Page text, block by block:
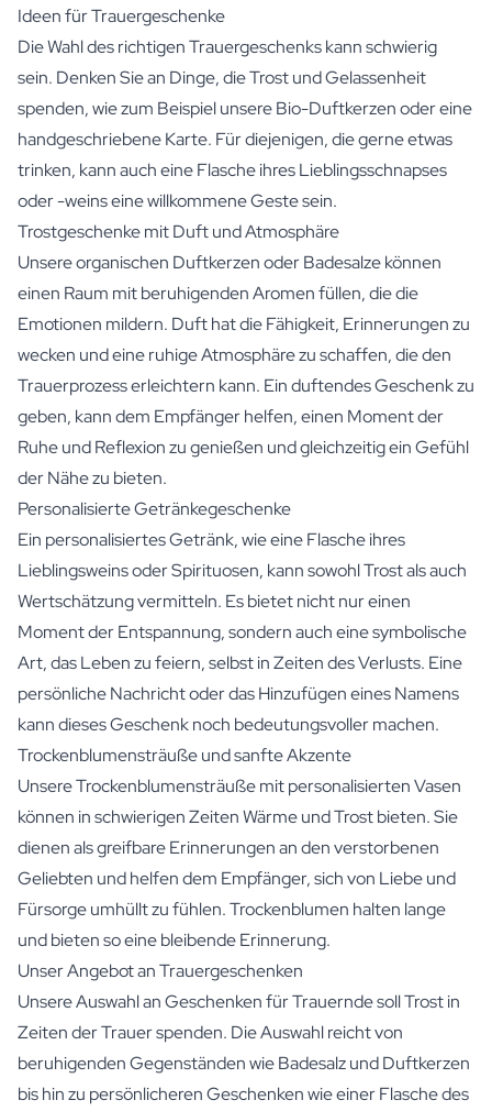
Ideen für Trauergeschenke
Die Wahl des richtigen Trauergeschenks kann schwierig
sein. Denken Sie an Dinge, die Trost und Gelassenheit
spenden, wie zum Beispiel unsere Bio-Duftkerzen oder eine
handgeschriebene Karte. Für diejenigen, die gerne etwas
trinken, kann auch eine Flasche ihres Lieblingsschnapses
oder -weins eine willkommene Geste sein.
Trostgeschenke mit Duft und Atmosphäre
Unsereorganischen DuftkerzenoderBadesalzekönnen
einen Raum mit beruhigenden Aromen füllen, die die
Emotionen mildern. Duft hat die Fähigkeit, Erinnerungen zu
wecken und eine ruhige Atmosphäre zu schaffen, die den
Trauerprozess erleichtern kann. Ein duftendes Geschenk zu
geben, kann dem Empfänger helfen, einen Moment der
Ruhe und Reflexion zu genießen und gleichzeitig ein Gefühl
der Nähe zu bieten.
Personalisierte Getränkegeschenke
Ein personalisiertes Getränk, wie eine Flasche ihres
LieblingsweinsoderSpirituosen, kann sowohl Trost als auch
Wertschätzung vermitteln. Es bietet nicht nur einen
Moment der Entspannung, sondern auch eine symbolische
Art, das Leben zu feiern, selbst in Zeiten des Verlusts. Eine
persönliche Nachricht oder das Hinzufügen eines Namens
kann dieses Geschenk noch bedeutungsvoller machen.
Trockenblumensträuße und sanfte Akzente
UnsereTrockenblumensträuße mit personalisierten Vasen
können in schwierigen Zeiten Wärme und Trost bieten. Sie
dienen als greifbare Erinnerungen an den verstorbenen
Geliebten und helfen dem Empfänger, sich von Liebe und
Fürsorge umhüllt zu fühlen. Trockenblumen halten lange
und bieten so eine bleibende Erinnerung.
Unser Angebot an Trauergeschenken
Unsere Auswahl an Geschenken für Trauernde soll Trost in
Zeiten der Trauer spenden. Die Auswahl reicht von
beruhigenden Gegenständen wie Badesalz und Duftkerzen
bis hin zu persönlicheren Geschenken wie einer Flasche des